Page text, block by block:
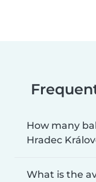
How many
Hradec
What is the